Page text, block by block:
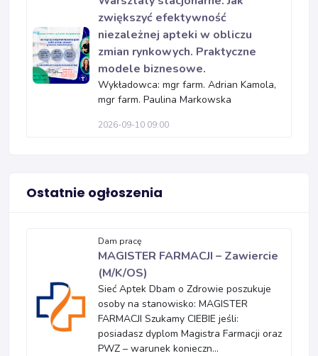
zwiększyć efektywność
niezależnej apteki w obliczu
zmian rynkowych. Praktyczne
modele biznesowe.
Wykładowca: mgr farm. Adrian Kamola,
mgr farm. Paulina Markowska
2026-09-10 09:00
Ostatnie ogłoszenia
Dam pracę
MAGISTER FARMACJI – Zawiercie
(M/K/OS)
Sieć Aptek Dbam o Zdrowie poszukuje
osoby na stanowisko: MAGISTER
FARMACJI Szukamy CIEBIE jeśli:
posiadasz dyplom Magistra Farmacji oraz
PWZ – warunek konieczn...